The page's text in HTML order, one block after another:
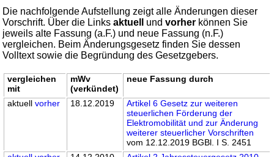
Die nachfolgende Aufstellung zeigt alle Änderungen dieser
Vorschrift. Über die Linksaktuell undvorher können Sie
jeweils alte Fassung (a.F.) und neue Fassung (n.F.)
vergleichen. Beim Änderungsgesetz finden Sie dessen
Volltext sowie die Begründung des Gesetzgebers.
vergleichen
mit
mWv
(verkündet)
neue Fassung durch
aktuellvorher 18.12.2019
Artikel 6 Gesetz zur weiteren
steuerlichen Förderung der
Elektromobilität und zur Änderung
weiterer steuerlicher Vorschriften
vom 12.12.2019 BGBl. I S. 2451